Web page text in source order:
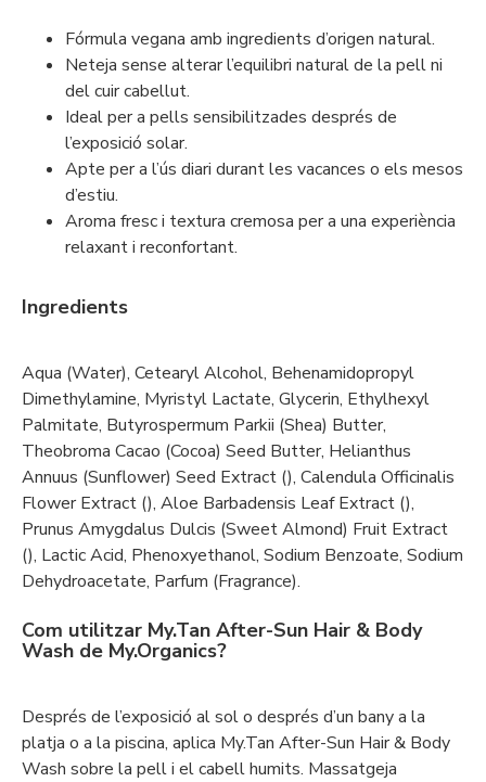
Fórmula vegana amb ingredients d’origen natural.
Neteja sense alterar l’equilibri natural de la pell ni
del cuir cabellut.
Ideal per a pells sensibilitzades després de
l’exposició solar.
Apte per a l’ús diari durant les vacances o els mesos
d’estiu.
Aroma fresc i textura cremosa per a una experiència
relaxant i reconfortant.
Ingredients
Aqua (Water), Cetearyl Alcohol, Behenamidopropyl
Dimethylamine, Myristyl Lactate, Glycerin, Ethylhexyl
Palmitate, Butyrospermum Parkii (Shea) Butter,
Theobroma Cacao (Cocoa) Seed Butter, Helianthus
Annuus (Sunflower) Seed Extract (), Calendula Officinalis
Flower Extract (), Aloe Barbadensis Leaf Extract (),
Prunus Amygdalus Dulcis (Sweet Almond) Fruit Extract
(), Lactic Acid, Phenoxyethanol, Sodium Benzoate, Sodium
Dehydroacetate, Parfum (Fragrance).
Com utilitzar My.Tan After-Sun Hair & Body
Wash de My.Organics?
Després de l’exposició al sol o després d’un bany a la
platja o a la piscina, aplica My.Tan After-Sun Hair & Body
Wash sobre la pell i el cabell humits. Massatgeja